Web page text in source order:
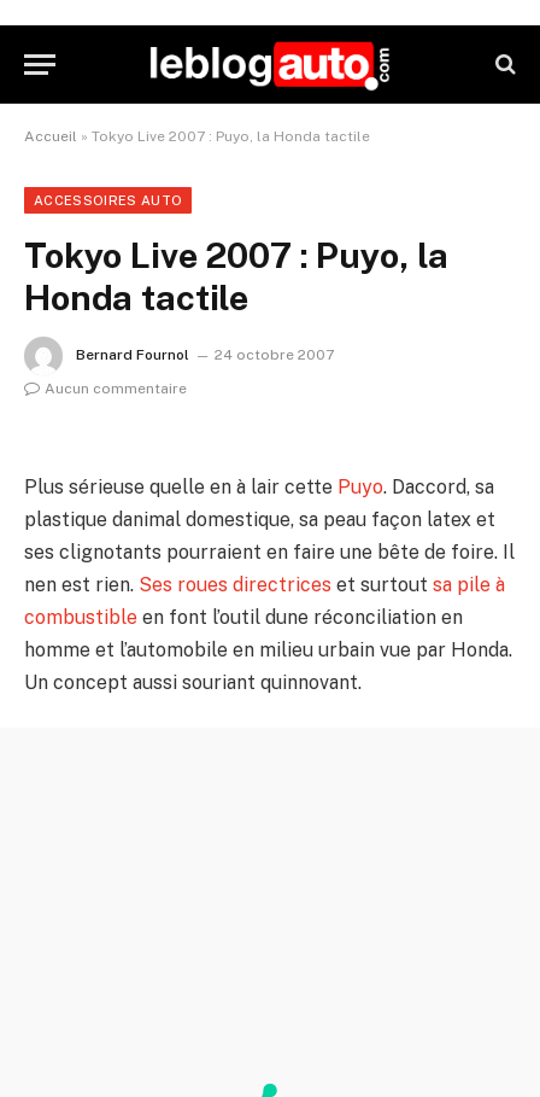
Accueil » Tokyo Live 2007 : Puyo, la Honda tactile
ACCESSOIRES AUTO
Tokyo Live 2007 : Puyo, la
Honda tactile
Bernard Fournol
24 octobre 2007
Aucun commentaire
Plus sérieuse quelle en à lair cette Puyo. Daccord, sa
plastique danimal domestique, sa peau façon latex et
ses clignotants pourraient en faire une bête de foire. Il
nen est rien. Ses roues directrices et surtout sa pile à
combustible en font l’outil dune réconciliation en
homme et l’automobile en milieu urbain vue par Honda.
Un concept aussi souriant quinnovant.